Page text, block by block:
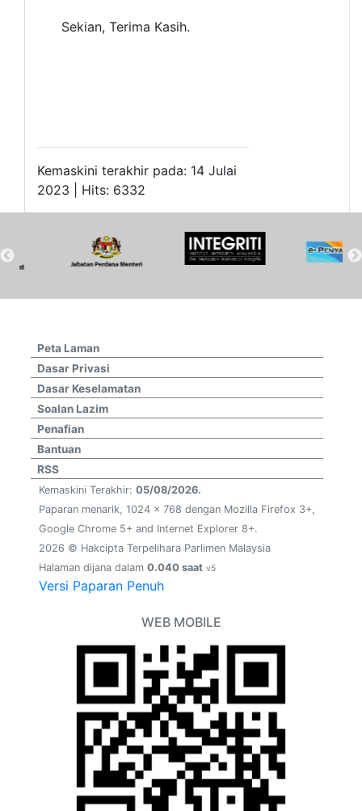
Sekian, Terima Kasih.
Kemaskini terakhir pada: 14 Julai
2023 | Hits: 6332
Peta Laman
Dasar Privasi
Dasar Keselamatan
Soalan Lazim
Penafian
Bantuan
RSS
Kemaskini Terakhir: 05/08/2026.
Paparan menarik, 1024 x 768 dengan Mozilla Firefox 3+,
Google Chrome 5+ and Internet Explorer 8+.
2026 © Hakcipta Terpelihara Parlimen Malaysia
Halaman dijana dalam 0.040 saat v5
Versi Paparan Penuh
WEB MOBILE